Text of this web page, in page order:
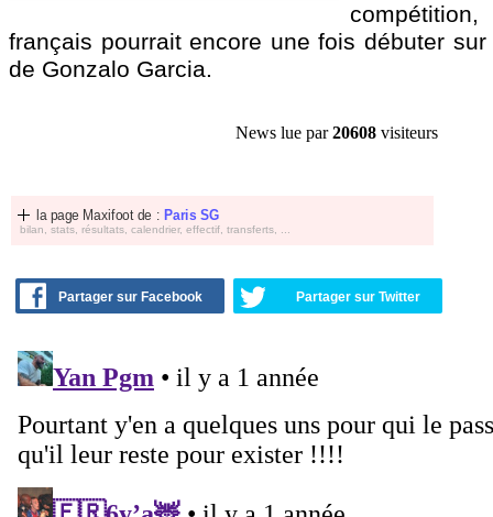
français pourrait encore une fois débuter
de Gonzalo Garcia.
News lue par20608 visiteurs
la page Maxifoot de : Paris SG
bilan, stats, résultats, calendrier, effectif, transferts, ...
Partager sur Facebook Partager sur Twitter